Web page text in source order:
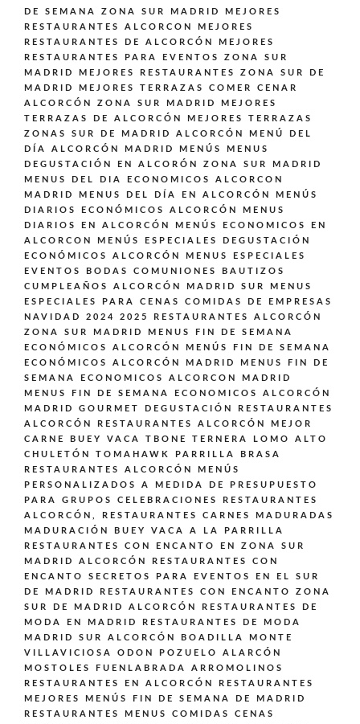
DE SEMANA ZONA SUR MADRID
MEJORES
RESTAURANTES ALCORCON
MEJORES
RESTAURANTES DE ALCORCÓN
MEJORES
RESTAURANTES PARA EVENTOS ZONA SUR
MADRID
MEJORES RESTAURANTES ZONA SUR DE
MADRID
MEJORES TERRAZAS COMER CENAR
ALCORCÓN ZONA SUR MADRID
MEJORES
TERRAZAS DE ALCORCÓN
MEJORES TERRAZAS
ZONAS SUR DE MADRID ALCORCÓN
MENÚ DEL
DÍA ALCORCÓN MADRID
MENÚS
MENUS
DEGUSTACIÓN EN ALCORÓN ZONA SUR MADRID
MENUS DEL DIA ECONOMICOS ALCORCON
MADRID
MENUS DEL DÍA EN ALCORCÓN
MENÚS
DIARIOS ECONÓMICOS ALCORCÓN
MENUS
DIARIOS EN ALCORCÓN
MENÚS ECONOMICOS EN
ALCORCON
MENÚS ESPECIALES DEGUSTACIÓN
ECONÓMICOS ALCORCÓN
MENUS ESPECIALES
EVENTOS BODAS COMUNIONES BAUTIZOS
CUMPLEAÑOS ALCORCÓN MADRID SUR
MENUS
ESPECIALES PARA CENAS COMIDAS DE EMPRESAS
NAVIDAD 2024 2025 RESTAURANTES ALCORCÓN
ZONA SUR MADRID
MENUS FIN DE SEMANA
ECONÓMICOS ALCORCÓN
MENÚS FIN DE SEMANA
ECONÓMICOS ALCORCÓN MADRID
MENUS FIN DE
SEMANA ECONOMICOS ALCORCON MADRID
MENUS FIN DE SEMANA ECONOMICOS ALCORCÓN
MADRID GOURMET DEGUSTACIÓN
RESTAURANTES
ALCORCÓN
RESTAURANTES ALCORCÓN MEJOR
CARNE BUEY VACA TBONE TERNERA LOMO ALTO
CHULETÓN TOMAHAWK PARRILLA BRASA
RESTAURANTES ALCORCÓN MENÚS
PERSONALIZADOS A MEDIDA DE PRESUPUESTO
PARA GRUPOS CELEBRACIONES
RESTAURANTES
ALCORCÓN,
RESTAURANTES CARNES MADURADAS
MADURACIÓN BUEY VACA A LA PARRILLA
RESTAURANTES CON ENCANTO EN ZONA SUR
MADRID ALCORCÓN
RESTAURANTES CON
ENCANTO SECRETOS PARA EVENTOS EN EL SUR
DE MADRID
RESTAURANTES CON ENCANTO ZONA
SUR DE MADRID ALCORCÓN
RESTAURANTES DE
MODA EN MADRID
RESTAURANTES DE MODA
MADRID SUR ALCORCÓN BOADILLA MONTE
VILLAVICIOSA ODON POZUELO ALARCÓN
MOSTOLES FUENLABRADA ARROMOLINOS
RESTAURANTES EN ALCORCÓN
RESTAURANTES
MEJORES MENÚS FIN DE SEMANA DE MADRID
RESTAURANTES MENUS COMIDAS CENAS